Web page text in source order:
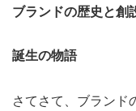
ブランドの歴史と創
誕生の物語
さてさて、ブランド